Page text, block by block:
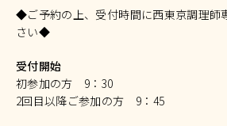
◆ご予約の上、受付時間に西東京調理師
さい◆
受付開始
初参加の方 9：30
2回目以降ご参加の方 9：45